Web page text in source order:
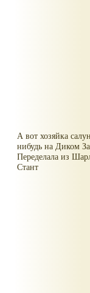
А вот хозяйка
нибудь на Диком
Переделала из
Стант